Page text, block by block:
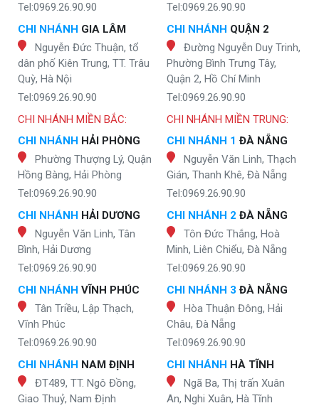
Tel:0969.26.90.90
CHI NHÁNH GIA LÂM
Nguyễn Đức Thuận, tổ
dân phố Kiên Trung, TT. Trâu
Quỳ, Hà Nội
Tel:0969.26.90.90
Tel:0969.26.90.90
CHI NHÁNH QUẬN 2
Đường Nguyễn Duy Trinh,
Phường Bình Trưng Tây,
Quận 2, Hồ Chí Minh
Tel:0969.26.90.90
CHI NHÁNH MIỀN BẮC:
CHI NHÁNH HẢI PHÒNG
Phường Thượng Lý, Quận
Hồng Bàng, Hải Phòng
Tel:0969.26.90.90
CHI NHÁNH HẢI DƯƠNG
Nguyễn Văn Linh, Tân
Bình, Hải Dương
Tel:0969.26.90.90
CHI NHÁNH VĨNH PHÚC
Tân Triều, Lập Thạch,
Vĩnh Phúc
Tel:0969.26.90.90
CHI NHÁNH NAM ĐỊNH
ĐT489, TT. Ngô Đồng,
Giao Thuỷ, Nam Định
CHI NHÁNH MIỀN TRUNG:
CHI NHÁNH 1 ĐÀ NẴNG
Nguyễn Văn Linh, Thạch
Gián, Thanh Khê, Đà Nẵng
Tel:0969.26.90.90
CHI NHÁNH 2 ĐÀ NẴNG
Tôn Đức Thắng, Hoà
Minh, Liên Chiểu, Đà Nẵng
Tel:0969.26.90.90
CHI NHÁNH 3 ĐÀ NẴNG
Hòa Thuận Đông, Hải
Châu, Đà Nẵng
Tel:0969.26.90.90
CHI NHÁNH HÀ TĨNH
Ngã Ba, Thị trấn Xuân
An, Nghi Xuân, Hà Tĩnh